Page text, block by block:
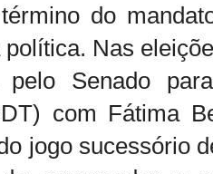
do
Nas
pelo Senado
com Fátima
jogo sucessório